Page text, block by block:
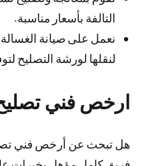
التالفة بأسعار مناسبة.
نعمل على صيانة
لنقلها لورشة التصليح
ارخص فني
هل تبحث عن أرخص فني